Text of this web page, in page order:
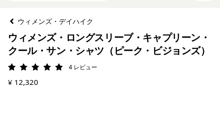
ウィメンズ・デイハイク
ウィメンズ・ロングスリーブ・キャプリーン・
クール・サン・シャツ（ピーク・ビジョンズ）
評価: 5 / 5 4 レビュー
¥ 12,320